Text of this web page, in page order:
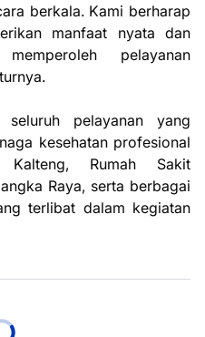
berkala. Kami berharap
manfaat nyata dan
pelayanan
pelayanan yang
kesehatan profesional
Rumah Sakit
Raya, serta berbagai
terlibat dalam kegiatan